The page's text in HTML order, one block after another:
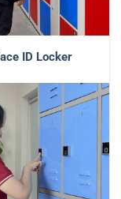
ID Locker